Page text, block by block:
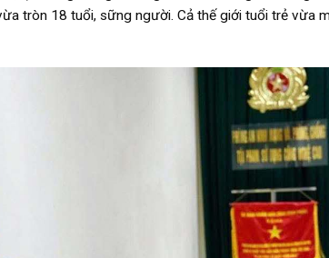
tròn 18 tuổi, sững người. Cả thế giới tuổi trẻ vừa